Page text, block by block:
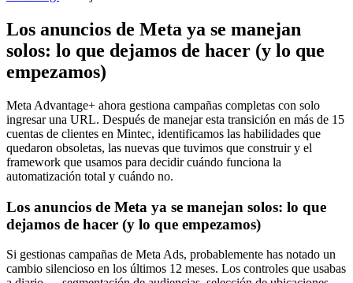
Los anuncios de Meta ya se manejan
solos: lo que dejamos de hacer (y lo que
empezamos)
Meta Advantage+ ahora gestiona campañas completas con solo
ingresar una URL. Después de manejar esta transición en más de 15
cuentas de clientes en Mintec, identificamos las habilidades que
quedaron obsoletas, las nuevas que tuvimos que construir y el
framework que usamos para decidir cuándo funciona la
automatización total y cuándo no.
Los anuncios de Meta ya se manejan solos: lo que
dejamos de hacer (y lo que empezamos)
Si gestionas campañas de Meta Ads, probablemente has notado un
cambio silencioso en los últimos 12 meses. Los controles que usabas